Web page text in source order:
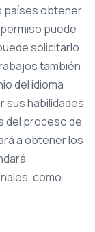
países obtener
puede
solicitarlo
también
del idioma
sus habilidades
del proceso de
a obtener los
como